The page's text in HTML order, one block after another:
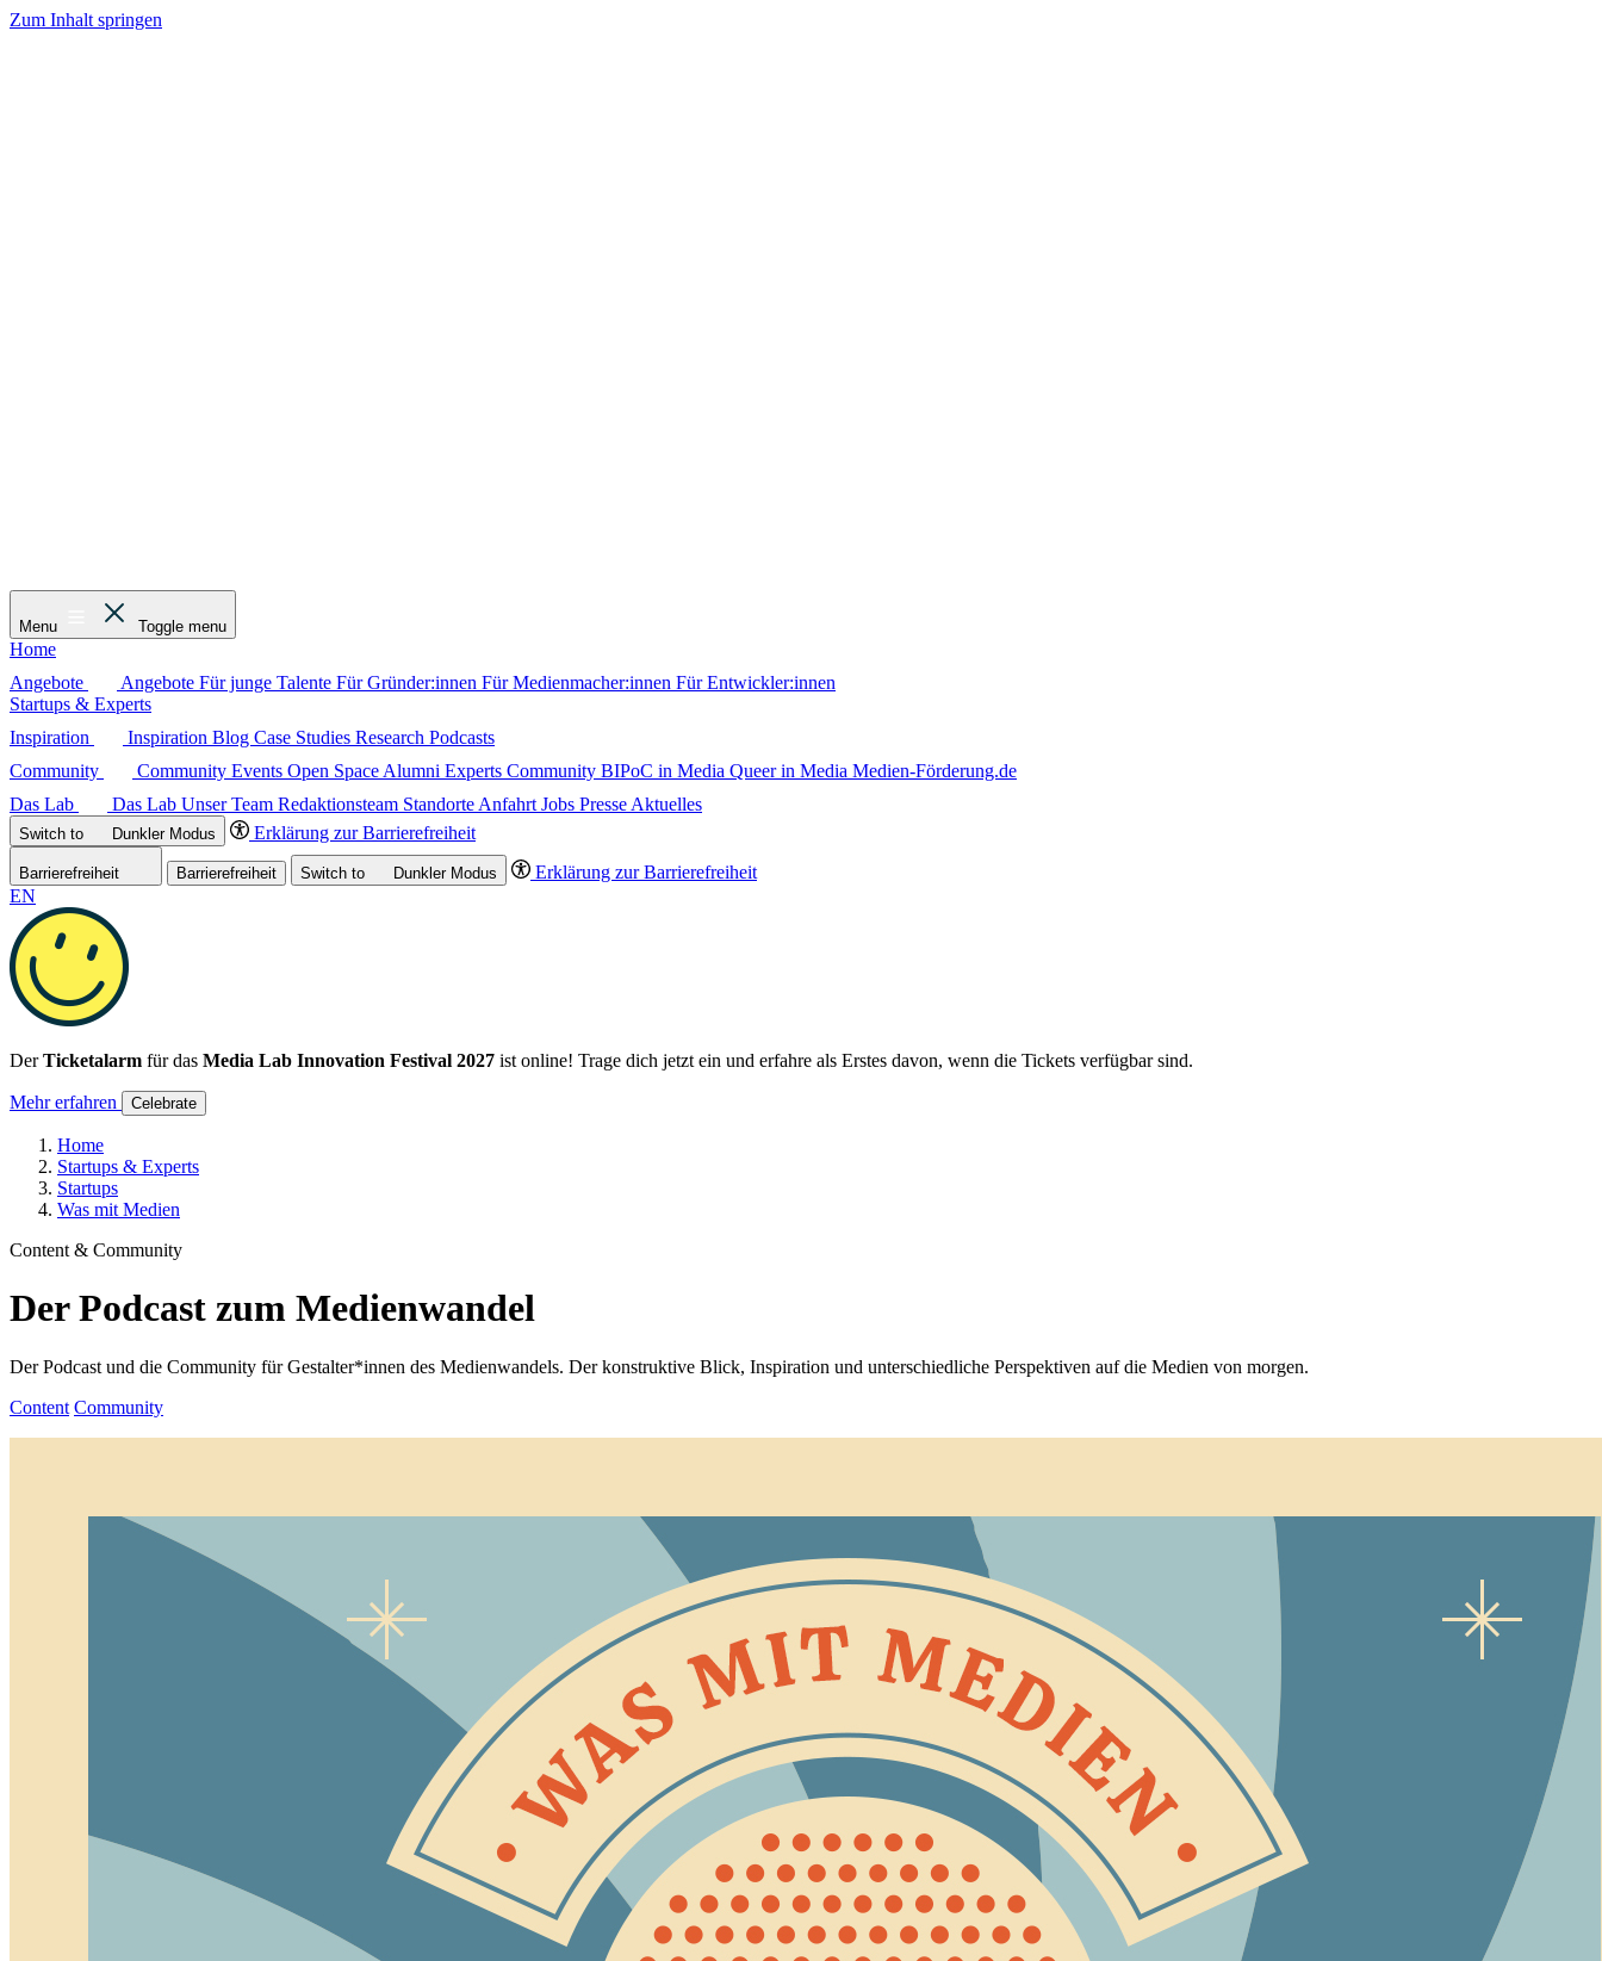
Zum Inhalt springen
Menu Toggle menu
Home
Angebote
Angebote Für junge Talente Für Gründer:innen Für Medienmacher:innen Für Entwickler:innen
Startups & Experts
Inspiration
Inspiration Blog Case Studies Research Podcasts
Community
Community Events Open Space Alumni Experts Community BIPoC in Media Queer in Media Medien-Förderung.de
Das Lab
Das Lab Unser Team Redaktionsteam Standorte Anfahrt Jobs Presse Aktuelles
Switch to DunklerModus Erklärung zur Barrierefreiheit
Barrierefreiheit Barrierefreiheit Switch to DunklerModus
Erklärung zur Barrierefreiheit
EN
DerTicketalarm für das Media Lab Innovation Festival 2027 ist online! Trage dich jetzt ein und erfahre als Erstes davon, wenn die Tickets verfügbar sind.
Mehr erfahren Celebrate
Home
Startups & Experts
Startups
Was mit Medien
Content & Community
Der Podcast zum Medienwandel
Der Podcast und die Community für Gestalter*innen des Medienwandels. Der konstruktive Blick, Inspiration und unterschiedliche Perspektiven auf die Medien von morgen.
Content Community